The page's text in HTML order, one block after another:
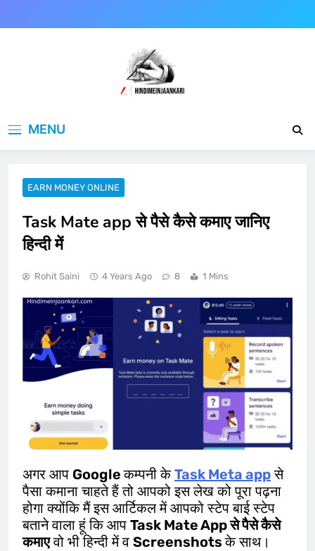
to
MENU
EARN MONEY ONLINE
Task Mate app से पैसे कैसे कमाए जानिए
हिन्दी में
Rohit Saini 4 Years Ago 8 1 Mins
अगर आप Googleकम्पनी केTask Meta appसे
पैसा कमाना चाहते हैं तो आपको इस लेख को पूरा पढ़ना
होगा क्योंकि मैं इस आर्टिकल में आपको स्टेप बाई स्टेप
बताने वाला हूं कि आप Task Mate App से पैसे कैसे
कमाएवो भी हिन्दी में व Screenshotsके साथ।